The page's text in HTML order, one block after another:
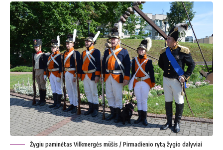
Žygiu paminėtas Vilkmergės mūšis / Pirmadienio rytą žygio dalyviai